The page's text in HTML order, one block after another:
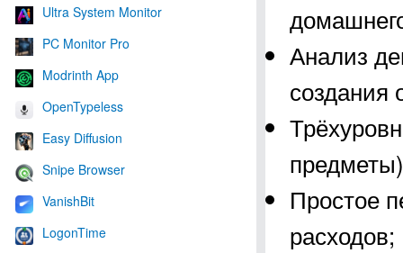
Ultra System Monitor
PC Monitor Pro
Modrinth App
OpenTypeless
Easy Diffusion
Snipe Browser
VanishBit
LogonTime
Анализ
создания
Простое
расходов;